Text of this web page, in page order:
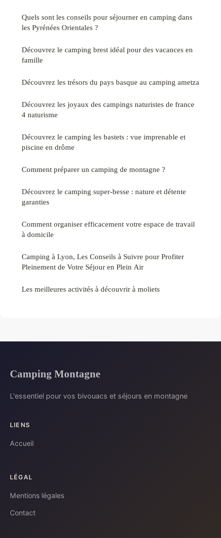
Quels sont les conseils pour séjourner en camping dans
les Pyrénées Orientales ?
Découvrez le camping brest idéal pour des vacances en
famille
Découvrez les trésors du pays basque au camping ametza
Découvrez les joyaux des campings naturistes de france
4 naturisme
Découvrez le camping les bastets : vue imprenable et
piscine en drôme
Comment préparer un camping de montagne ?
Découvrez le camping super-besse : nature et détente
garanties
Comment organiser efficacement votre espace de travail
à domicile
Camping à Lyon, Les Conseils à Suivre pour Profiter
Pleinement de Votre Séjour en Plein Air
Les meilleures activités à découvrir à moliets
Camping Montagne
L'essentiel pour vos bivouacs et séjours en montagne
LIENS
Accueil
LÉGAL
Mentions légales
Contact